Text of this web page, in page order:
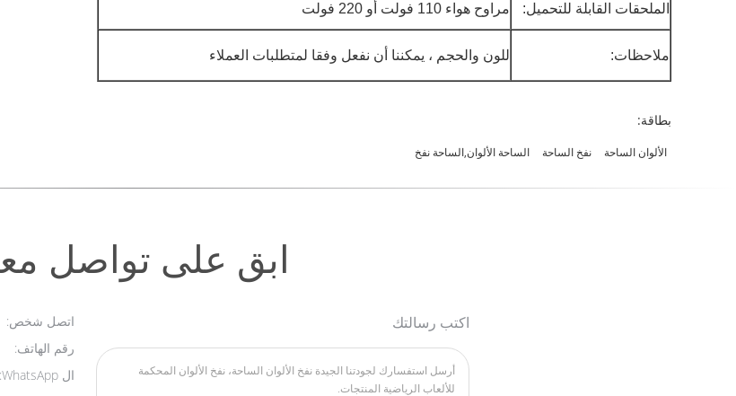
الملحقات القابلة للتحميل: مراوح هواء 110 فولت أو 220 فولت
ملاحظات: للون والحجم ، يمكننا أن نفعل وفقا لمتطلبات العملاء
بطاقة:
الألوان الساحة نفخ الساحة الساحة الألوان,الساحة نفخ
ابق على تواصل
اتصل شخص:
رقم الهاتف:
ال WhatsApp:
اكتب رسالتك